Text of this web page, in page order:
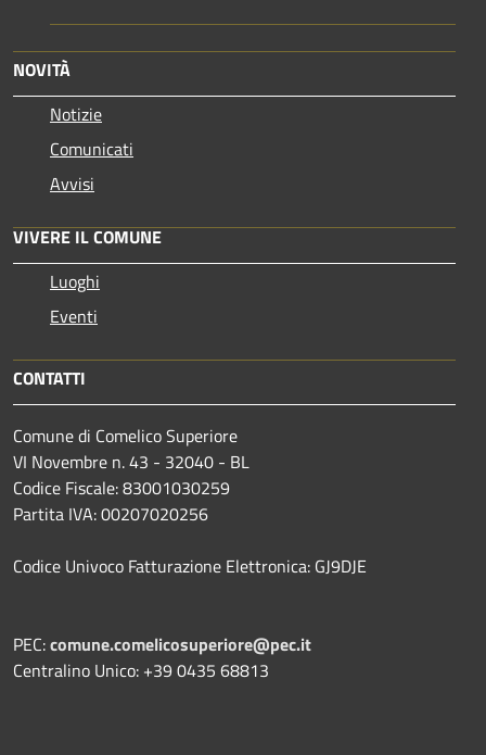
NOVITÀ
Notizie
Comunicati
Avvisi
VIVERE IL COMUNE
Luoghi
Eventi
CONTATTI
Comune di Comelico Superiore
VI Novembre n. 43 - 32040 - BL
Codice Fiscale: 83001030259
Partita IVA: 00207020256
Codice Univoco Fatturazione Elettronica: GJ9DJE
PEC:comune.comelicosuperiore@pec.it
Centralino Unico: +39 0435 68813